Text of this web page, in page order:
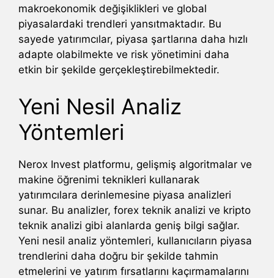
makroekonomik değişiklikleri ve global
piyasalardaki trendleri yansıtmaktadır. Bu
sayede yatırımcılar, piyasa şartlarına daha hızlı
adapte olabilmekte ve risk yönetimini daha
etkin bir şekilde gerçekleştirebilmektedir.
Yeni Nesil Analiz
Yöntemleri
Nerox Invest platformu, gelişmiş algoritmalar ve
makine öğrenimi teknikleri kullanarak
yatırımcılara derinlemesine piyasa analizleri
sunar. Bu analizler, forex teknik analizi ve kripto
teknik analizi gibi alanlarda geniş bilgi sağlar.
Yeni nesil analiz yöntemleri, kullanıcıların piyasa
trendlerini daha doğru bir şekilde tahmin
etmelerini ve yatırım fırsatlarını kaçırmamalarını